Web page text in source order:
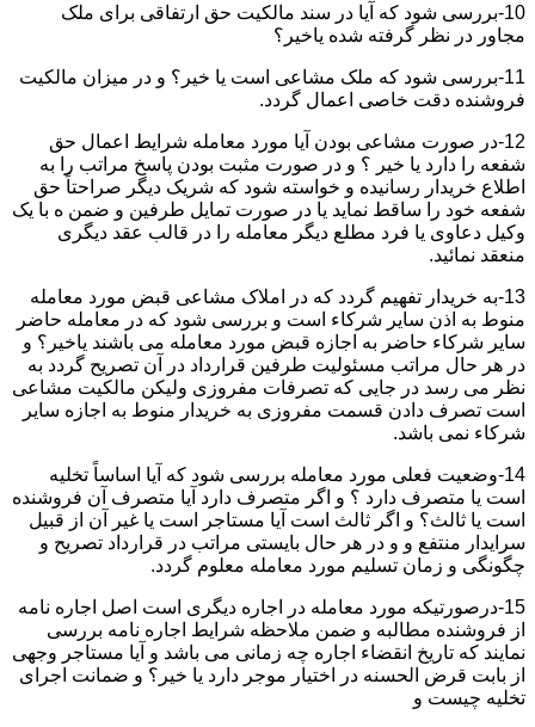
10-بررسی شود که آیا در سند مالکیت حق ارتفاقی برای ملک
مجاور در نظر گرفته شده یاخیر؟
11-بررسی شود که ملک مشاعی است یا خیر؟ و در میزان مالکیت
فروشنده دقت خاصی اعمال گردد.
12-در صورت مشاعی بودن آیا مورد معامله شرایط اعمال حق
شفعه را دارد یا خیر ؟ و در صورت مثبت بودن پاسخ مراتب را به
اطلاع خریدار رسانیده و خواسته شود که شریک دیگر صراحتاً حق
شفعه خود را ساقط نماید یا در صورت تمایل طرفین و ضمن ه با یک
وکیل دعاوی یا فرد مطلع دیگر معامله را در قالب عقد دیگری
منعقد نمائید.
13-به خریدار تفهیم گردد که در املاک مشاعی قبض مورد معامله
منوط به اذن سایر شرکاء است و بررسی شود که در معامله حاضر
سایر شرکاء حاضر به اجازه قبض مورد معامله می باشند یاخیر؟ و
در هر حال مراتب مسئولیت طرفین قرارداد در آن تصریح گردد به
نظر می رسد در جایی که تصرفات مفروزی ولیکن مالکیت مشاعی
است تصرف دادن قسمت مفروزی به خریدار منوط به اجازه سایر
شرکاء نمی باشد.
14-وضعیت فعلی مورد معامله بررسی شود که آیا اساساً تخلیه
است یا متصرف دارد ؟ و اگر متصرف دارد آیا متصرف آن فروشنده
است یا ثالث؟ و اگر ثالث است آیا مستاجر است یا غیر آن از قبیل
سرایدار منتفع و و در هر حال بایستی مراتب در قرارداد تصریح و
چگونگی و زمان تسلیم مورد معامله معلوم گردد.
15-درصورتیکه مورد معامله در اجاره دیگری است اصل اجاره نامه
از فروشنده مطالبه و ضمن ملاحظه شرایط اجاره نامه بررسی
نمایند که تاریخ انقضاء اجاره چه زمانی می باشد و آیا مستاجر وجهی
از بابت قرض الحسنه در اختیار موجر دارد یا خیر؟ و ضمانت اجرای
تخلیه چیست و